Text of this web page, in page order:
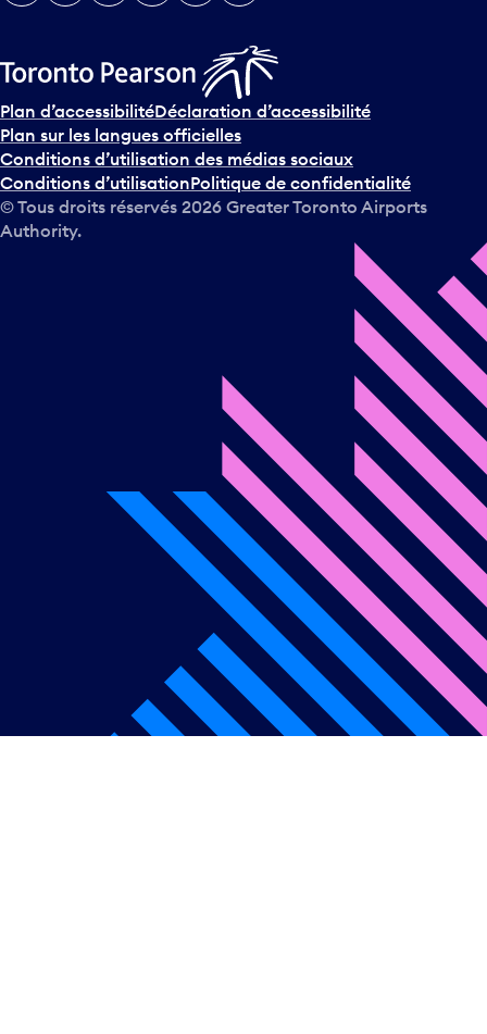
Plan d’accessibilitéDéclaration d’accessibilité
Plan sur les langues officielles
Conditions d’utilisation des médias sociaux
Conditions d’utilisationPolitique de confidentialité
© Tous droits réservés 2026 Greater Toronto Airports
Authority.